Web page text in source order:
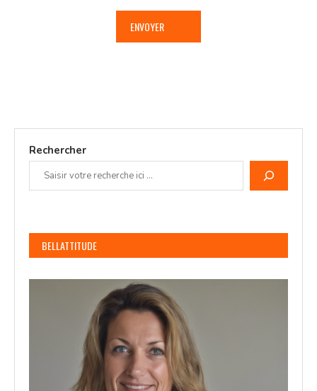
Rechercher
BELLATTITUDE